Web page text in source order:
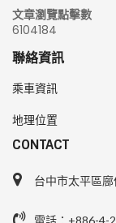
文章瀏覽點擊數
6104184
聯絡資訊
乘車資訊
地理位置
CONTACT
台中市太平區
電話：+886-4-